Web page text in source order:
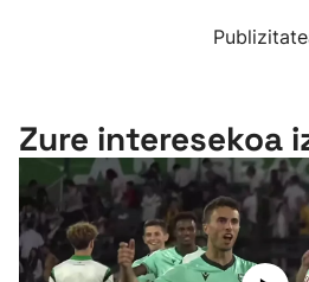
Zure interesekoa